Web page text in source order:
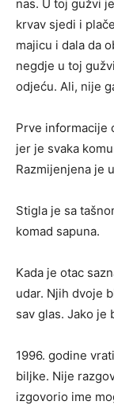
nas. U toj gužvi
krvav sjedi i
majicu i dala da
negdje u toj
odjeću. Ali, nije
Prve informacije
jer je svaka
Razmijenjena je
Stigla je sa
komad sapuna.
Kada je otac
udar. Njih dvoje
sav glas. Jako je
1996. godine
biljke. Nije
izgovorio ime